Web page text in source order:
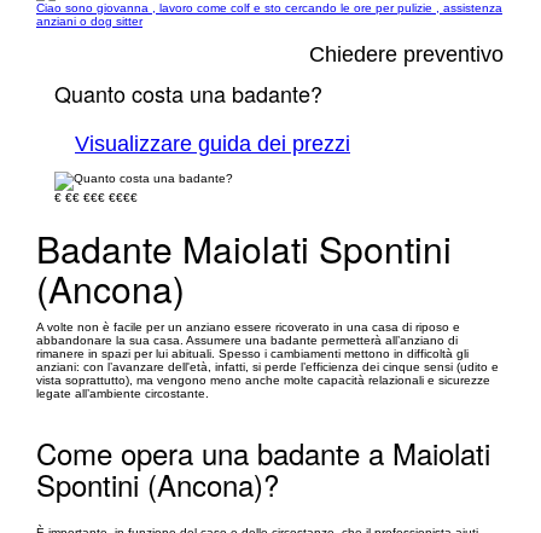
Ciao sono giovanna , lavoro come colf e sto cercando le ore per pulizie , assistenza
anziani o dog sitter
Chiedere preventivo
Quanto costa una badante?
Visualizzare guida dei prezzi
€ €€ €€€ €€€€
Badante Maiolati Spontini
(Ancona)
A volte non è facile per un anziano essere ricoverato in una casa di riposo e
abbandonare la sua casa. Assumere una badante permetterà all’anziano di
rimanere in spazi per lui abituali. Spesso i cambiamenti mettono in difficoltà gli
anziani: con l’avanzare dell'età, infatti, si perde l’efficienza dei cinque sensi (udito e
vista soprattutto), ma vengono meno anche molte capacità relazionali e sicurezze
legate all’ambiente circostante.
Come opera una badante a Maiolati
Spontini (Ancona)?